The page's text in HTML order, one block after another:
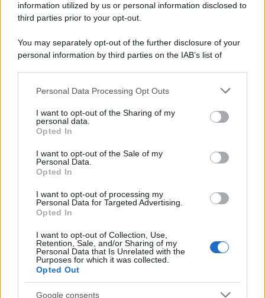
information utilized by us or personal information disclosed to
third parties prior to your opt-out.
You may separately opt-out of the further disclosure of your
personal information by third parties on the IAB’s list of
This information may also be disclosed by us to third parties
disclose it to other third parties.
Please note that this website/app uses one or more Google
services and may gather and store information including but
not limited to your visit or usage behaviour. You may click to
grant or deny consent to Google and its third-party tags to
consent section.
Personal Data Processing Opt Outs
I want to opt-out of the Sharing of my
personal data.
Opted In
I want to opt-out of the Sale of my
Personal Data.
Opted In
I want to opt-out of processing my
Personal Data for Targeted Advertising.
Opted In
I want to opt-out of Collection, Use,
Retention, Sale, and/or Sharing of my
Personal Data that Is Unrelated with the
Purposes for which it was collected.
Opted Out
Google consents